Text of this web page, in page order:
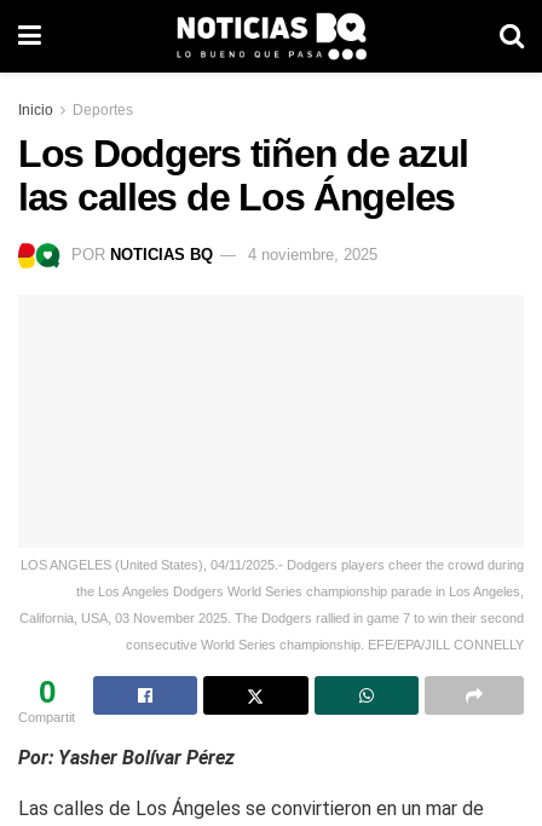
Inicio Deportes
Los Dodgers tiñen de azul
las calles de Los Ángeles
POR NOTICIAS BQ 4 noviembre, 2025
LOS ANGELES (United States), 04/11/2025.- Dodgers players cheer the crowd during
the Los Angeles Dodgers World Series championship parade in Los Angeles,
California, USA, 03 November 2025. The Dodgers rallied in game 7 to win their second
consecutive World Series championship. EFE/EPA/JILL CONNELLY
0
Compartit
Por: Yasher Bolívar Pérez
Las calles de Los Ángeles se convirtieron en un mar de